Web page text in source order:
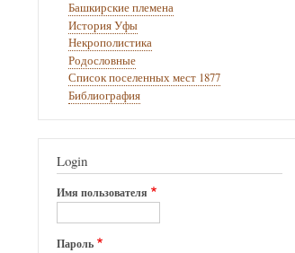
Башкирские племена
История Уфы
Некрополистика
Родословные
Список поселенных мест 1877
Библиография
Login
Имя пользователя
Пароль